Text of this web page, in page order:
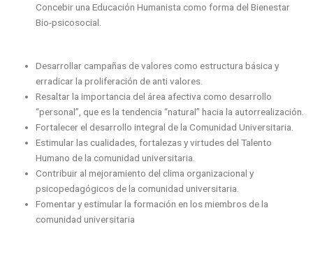
Concebir una Educación Humanista como forma del Bienestar
Bio-psicosocial.
Desarrollar campañas de valores como estructura básica y
erradicar la proliferación de anti valores.
Resaltar la importancia del área afectiva como desarrollo
“personal”, que es la tendencia “natural” hacia la autorrealización.
Fortalecer el desarrollo integral de la Comunidad Universitaria.
Estimular las cualidades, fortalezas y virtudes del Talento
Humano de la comunidad universitaria.
Contribuir al mejoramiento del clima organizacional y
psicopedagógicos de la comunidad universitaria.
Fomentar y estimular la formación en los miembros de la
comunidad universitaria